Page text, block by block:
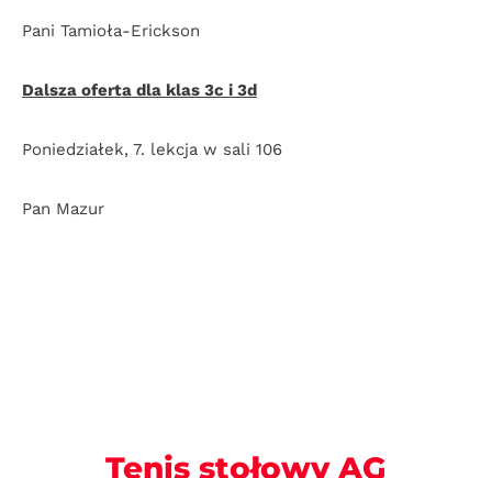
Pani Tamioła-Erickson
Dalsza oferta dla klas 3c i 3d
Poniedziałek, 7. lekcja w sali 106
Pan Mazur
Tenis stołowy AG